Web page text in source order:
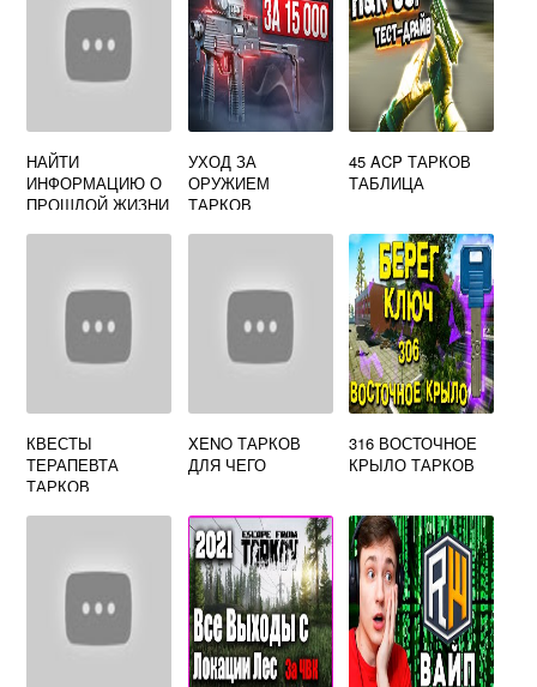
НАЙТИ
ИНФОРМАЦИЮ О
ПРОШЛОЙ ЖИЗНИ
УХОД ЗА
ОРУЖИЕМ
ТАРКОВ
45 ACP ТАРКОВ
ТАБЛИЦА
КВЕСТЫ
ТЕРАПЕВТА
ТАРКОВ
XENO ТАРКОВ
ДЛЯ ЧЕГО
316 ВОСТОЧНОЕ
КРЫЛО ТАРКОВ